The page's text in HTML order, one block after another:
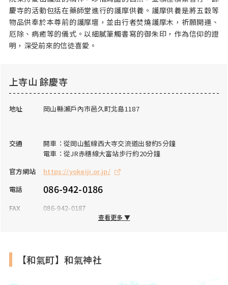
慶寺的活動包括在藥師堂進行的護摩供養。護摩供養是將五穀等
物品供奉於本尊前的護摩壇，並由行者焚燒護摩木，祈願開運、
厄除、病癒等的儀式。以細膩筆觸書寫的御朱印，作為信仰的證
明，深受前來的信徒喜愛。
上寺山 餘慶寺
地址 岡山縣瀨戶內市邑久町北島1187
交通
開車：從岡山藍線西大寺交流道出發約5分鐘
電車：從JR赤穗線大富站步行約20分鐘
官方網站
https://yokeiji.or.jp/
電話
086-942-0186
FAX
086-942-0187
入場費
祈禱費用：3,000日圓、5,000日圓
查看更多 ▼
【和氣町】和氣神社